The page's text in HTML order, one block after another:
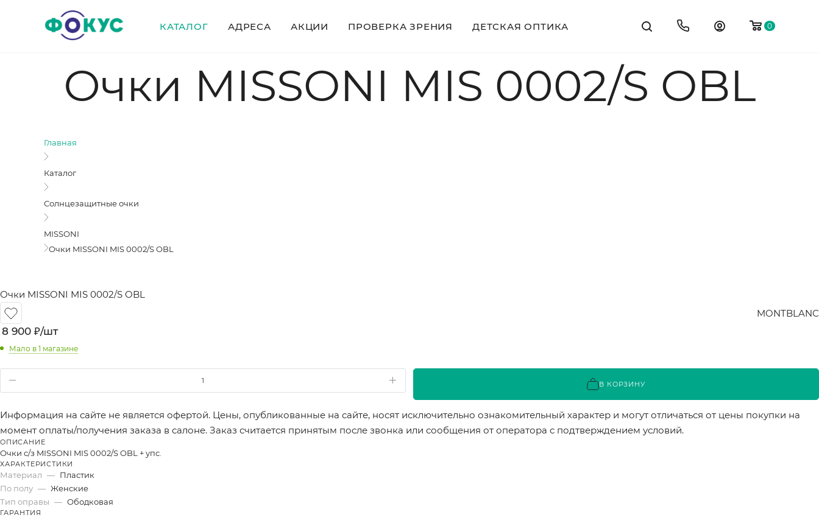
0
КАТАЛОГ АДРЕСА АКЦИИ ПРОВЕРКА ЗРЕНИЯ ДЕТСКАЯ ОПТИКА
Очки MISSONI MIS 0002/S OBL
Главная
Каталог
Солнцезащитные очки
MISSONI
Очки MISSONI MIS 0002/S OBL
Очки MISSONI MIS 0002/S OBL
MONTBLANС
8 900 ₽/шт
Мало в 1 магазине
В КОРЗИНУ
Информация на сайте не является офертой. Цены, опубликованные на сайте, носят исключительно ознакомительный характер и могут отличаться от цены покупки на
момент оплаты/получения заказа в салоне. Заказ считается принятым после звонка или сообщения от оператора с подтверждением условий.
ОПИСАНИЕ
Очки с/з MISSONI MIS 0002/S OBL + упс.
ХАРАКТЕРИСТИКИ
Материал — Пластик
По полу — Женские
Тип оправы — Ободковая
ГАРАНТИЯ